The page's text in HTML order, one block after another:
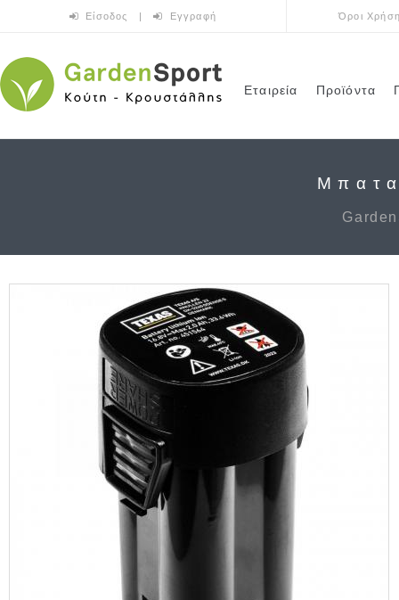
Είσοδος | Εγγραφή Όροι
Εταιρεία Προϊόντα